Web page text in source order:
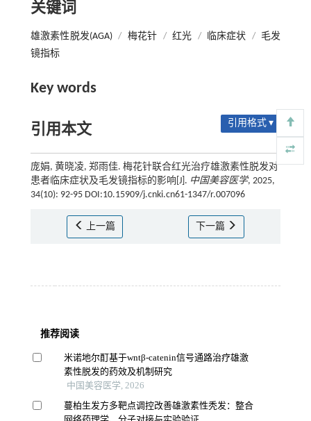
关键词
雄激素性脱发(AGA) / 梅花针 / 红光 / 临床症状 /
毛发
镜指标
Key words
引用本文 引用格式 ▾
庞娟, 黄晓凌, 郑雨佳. 梅花针联合红光治疗雄激素性脱发对
患者临床症状及毛发镜指标的影响[J]. 中国美容医学, 2025,
34(10): 92-95 DOI:10.15909/j.cnki.cn61-1347/r.007096
上一篇 下一篇